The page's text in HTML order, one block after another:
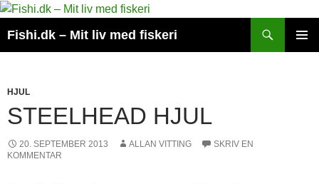
Hop
indhold
Fishi.dk – Mit liv med fiskeri
HJUL
STEELHEAD HJUL
20. SEPTEMBER 2013 ALLAN VITTING
SKRIV EN
KOMMENTAR